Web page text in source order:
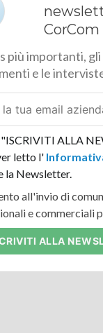
CorCom
più importanti, gli
e le
ALLA
letto l'
la Newsletter.
all'invio di
e commerciali
ALLA